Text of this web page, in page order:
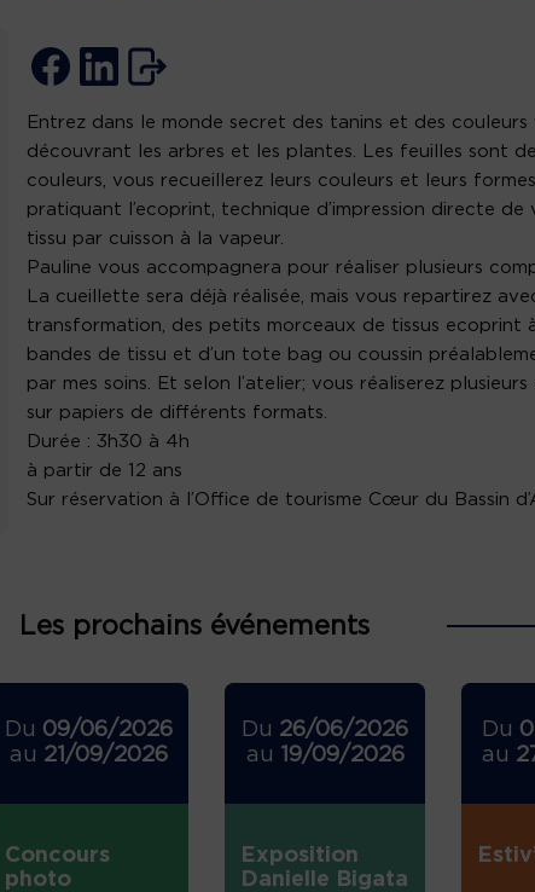
Entrez dans le monde secret des tanins et des couleurs
découvrant les arbres et les plantes. Les feuilles sont
couleurs, vous recueillerez leurs couleurs et leurs
pratiquant l’ecoprint, technique d’impression directe de
tissu par cuisson à la vapeur.
Pauline vous accompagnera pour réaliser plusieurs
La cueillette sera déjà réalisée, mais vous repartirez
transformation, des petits morceaux de tissus ecoprint
bandes de tissu et d’un tote bag ou coussin
par mes soins. Et selon l’atelier; vous réaliserez
sur papiers de différents formats.
Durée : 3h30 à 4h
à partir de 12 ans
Sur réservation à l’Office de tourisme Cœur du Bassin
Les prochains événements
Du 09/06/2026
au 21/09/2026
Concours
photo
Du 26/06/2026
au 19/09/2026
Exposition
Danielle Bigata
Du
au